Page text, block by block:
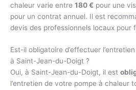
chaleur varie entre 180 € pour une
pour un contrat annuel. Il est
devis des professionnels locaux pour
Est-il obligatoire d’effectuer
à Saint-Jean-du-Doigt ?
Oui, à Saint-Jean-du-Doigt, il est
l’entretien de votre pompe à chaleur